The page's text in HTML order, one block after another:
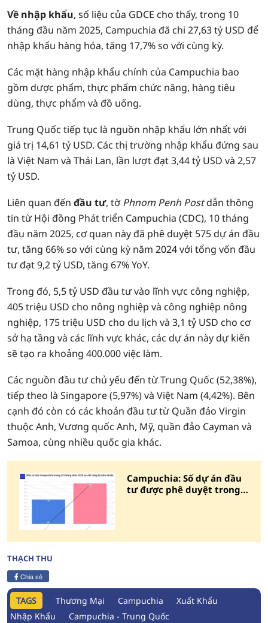
Về nhập khẩu, số liệu của GDCE cho thấy, trong 10
tháng đầu năm 2025, Campuchia đã chi 27,63 tỷ USD để
nhập khẩu hàng hóa, tăng 17,7% so với cùng kỳ.
Các mặt hàng nhập khẩu chính của Campuchia bao
gồm dược phẩm, thực phẩm chức năng, hàng tiêu
dùng, thực phẩm và đồ uống.
Trung Quốc tiếp tục là nguồn nhập khẩu lớn nhất với
giá trị 14,61 tỷ USD. Các thị trường nhập khẩu đứng sau
là Việt Nam và Thái Lan, lần lượt đạt 3,44 tỷ USD và 2,57
tỷ USD.
Liên quan đến đầu tư, tờPhnom Penh Postdẫn thông
tin từ Hội đồng Phát triển Campuchia (CDC), 10 tháng
đầu năm 2025, cơ quan này đã phê duyệt 575 dự án đầu
tư, tăng 66% so với cùng kỳ năm 2024 với tổng vốn đầu
tư đạt 9,2 tỷ USD, tăng 67% YoY.
Trong đó, 5,5 tỷ USD đầu tư vào lĩnh vực công nghiệp,
405 triệu USD cho nông nghiệp và công nghiệp nông
nghiệp, 175 triệu USD cho du lịch và 3,1 tỷ USD cho cơ
sở hạ tầng và các lĩnh vực khác, các dự án này dự kiến ​​
sẽ tạo ra khoảng 400.000 việc làm.
Các nguồn đầu tư chủ yếu đến từ Trung Quốc (52,38%),
tiếp theo là Singapore (5,97%) và Việt Nam (4,42%). Bên
cạnh đó còn có các khoản đầu tư từ Quần đảo Virgin
thuộc Anh, Vương quốc Anh, Mỹ, quần đảo Cayman và
Samoa, cùng nhiều quốc gia khác.
Campuchia: Số dự án đầu
tư được phê duyệt trong
THẠCH THU
Chia sẻ
TAGS Thương Mại Campuchia
Xuất Khẩu
Nhập Khẩu
Campuchia - Trung Quốc